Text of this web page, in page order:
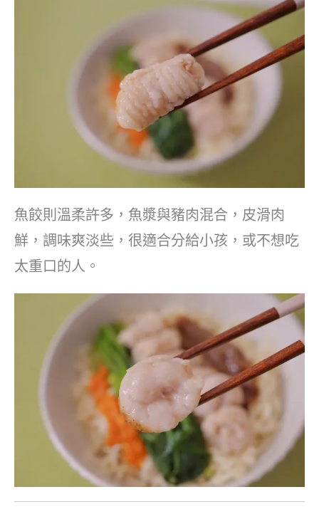
魚餃則溫柔許多，魚漿與豬肉混合，皮滑肉
鮮，調味爽淡些，很適合分給小孩，或不想吃
太重口的人。